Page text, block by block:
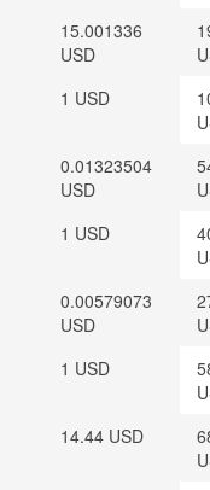
15.001336
USD
1 USD
0.01323504
USD
1 USD
0.00579073
USD
1 USD
14.44 USD